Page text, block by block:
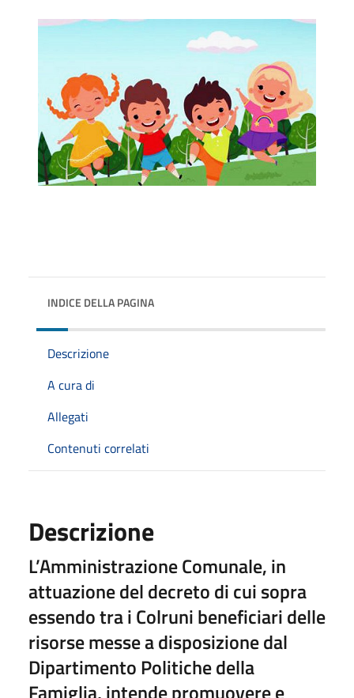
INDICE DELLA PAGINA
Descrizione
A cura di
Allegati
Contenuti correlati
Descrizione
L’Amministrazione Comunale, in
attuazione del decreto di cui sopra
essendo tra i Colruni beneficiari delle
risorse messe a disposizione dal
Dipartimento Politiche della
Famiglia, intende promuovere e